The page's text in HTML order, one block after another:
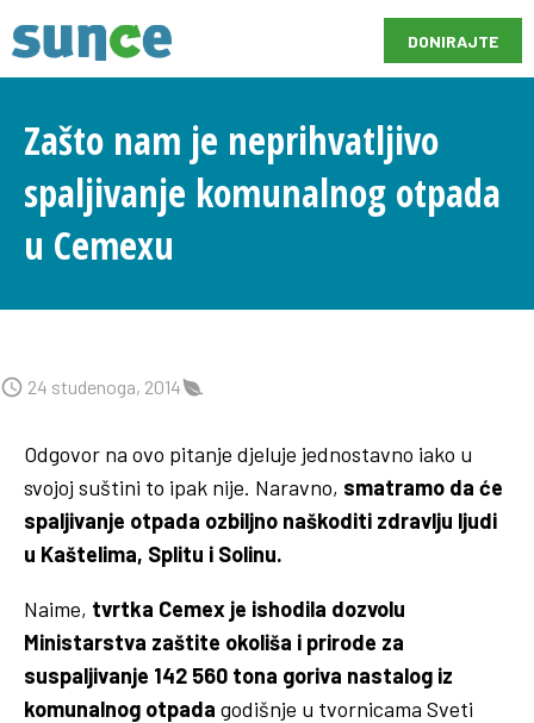
DONIRAJTE
Zašto nam je neprihvatljivo
spaljivanje komunalnog otpada
u Cemexu
24 studenoga, 2014
Odgovor na ovo pitanje djeluje jednostavno iako u
svojoj suštini to ipak nije. Naravno, smatramo da će
spaljivanje otpada ozbiljno naškoditi zdravlju ljudi
u Kaštelima, Splitu i Solinu.
Naime, tvrtka Cemex je ishodila dozvolu
Ministarstva zaštite okoliša i prirode za
suspaljivanje 142 560 tona goriva nastalog iz
komunalnog otpada godišnje u tvornicama Sveti